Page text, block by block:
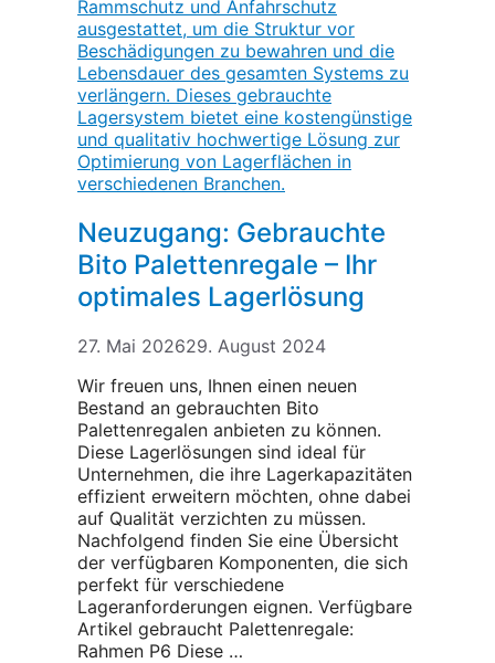
Neuzugang: Gebrauchte
Bito Palettenregale – Ihr
optimales Lagerlösung
27. Mai 202629. August 2024
Wir freuen uns, Ihnen einen neuen
Bestand an gebrauchten Bito
Palettenregalen anbieten zu können.
Diese Lagerlösungen sind ideal für
Unternehmen, die ihre Lagerkapazitäten
effizient erweitern möchten, ohne dabei
auf Qualität verzichten zu müssen.
Nachfolgend finden Sie eine Übersicht
der verfügbaren Komponenten, die sich
perfekt für verschiedene
Lageranforderungen eignen. Verfügbare
Artikel gebraucht Palettenregale:
Rahmen P6 Diese …